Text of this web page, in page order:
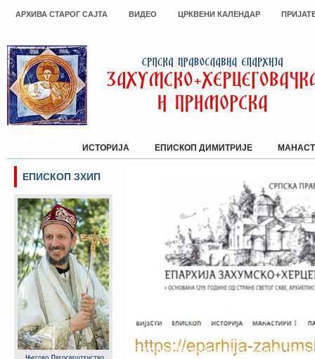
АРХИВА СТАРОГ САЈТА ВИДЕО ЦРКВЕНИ КАЛЕНДАР
ИСТОРИЈА ЕПИСКОП ДИМИТРИЈЕ
адреси и са новим изгледом
Поштовани посјетиоци, од Васкрса ове
Епархије Захумско-херцеговачке и
ЕПИСКОП ЗХИП